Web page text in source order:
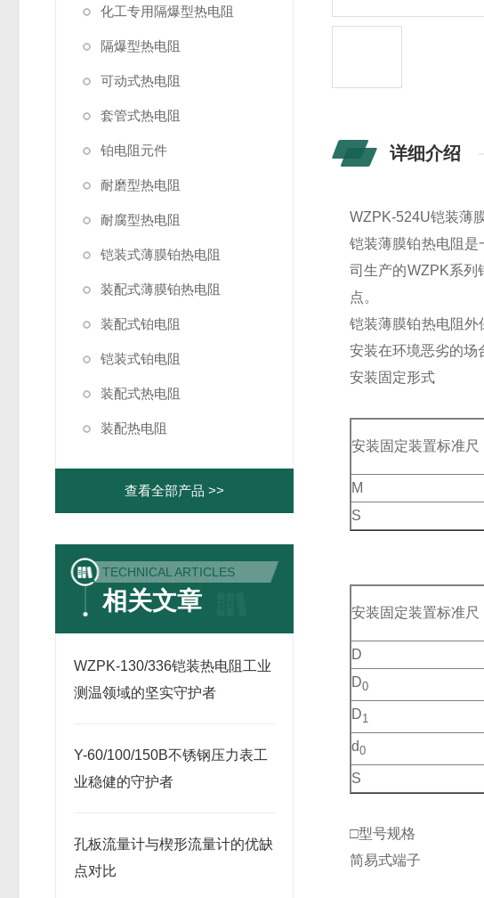
化工专用隔爆型热电阻
隔爆型热电阻
可动式热电阻
套管式热电阻
铂电阻元件
耐磨型热电阻
耐腐型热电阻
铠装式薄膜铂热电阻
装配式薄膜铂热电阻
装配式铂电阻
铠装式铂电阻
装配式热电阻
装配热电阻
查看全部产品 >>
TECHNICAL ARTICLES
相关文章
WZPK-130/336铠装热电阻工业
测温领域的坚实守护者
Y-60/100/150B不锈钢压力表工
业稳健的守护者
孔板流量计与楔形流量计的优缺
点对比
详细介绍
WZPK-524U铠装薄
铠装薄膜铂热电阻是
司生产的WZPK系列
点。
铠装薄膜铂热电阻外
安装在环境恶劣的场
安装固定形式
安装固定装置标准尺
M
S
安装固定装置标准尺
D
D0
D1
d0
S
□型号规格
简易式端子